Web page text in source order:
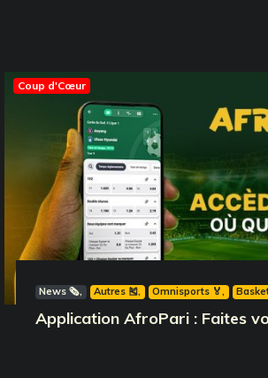
Coup d'Cœur
News 🗞️ Autres 🎽 Omnisports 🏅
Application AfroPari : Faites